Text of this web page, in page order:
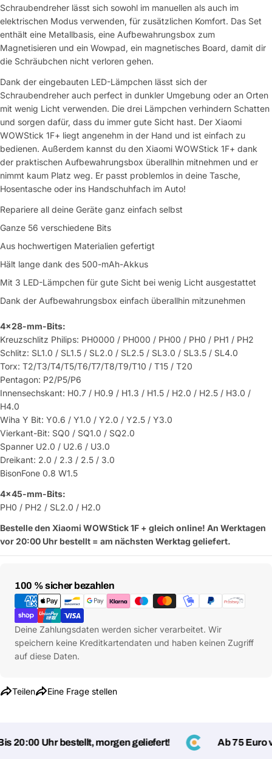
Schraubendreher lässt sich sowohl im manuellen als auch im
elektrischen Modus verwenden, für zusätzlichen Komfort. Das Set
enthält eine Metallbasis, eine Aufbewahrungsbox zum
Magnetisieren und ein Wowpad, ein magnetisches Board, damit dir
die Schräubchen nicht verloren gehen.
Dank der eingebauten LED-Lämpchen lässt sich der
Schraubendreher auch perfect in dunkler Umgebung oder an Orten
mit wenig Licht verwenden. Die drei Lämpchen verhindern Schatten
und sorgen dafür, dass du immer gute Sicht hast. Der Xiaomi
WOWStick 1F+ liegt angenehm in der Hand und ist einfach zu
bedienen. Außerdem kannst du den Xiaomi WOWStick 1F+ dank
der praktischen Aufbewahrungsbox überallhin mitnehmen und er
nimmt kaum Platz weg. Er passt problemlos in deine Tasche,
Hosentasche oder ins Handschuhfach im Auto!
Repariere all deine Geräte ganz einfach selbst
Ganze 56 verschiedene Bits
Aus hochwertigen Materialien gefertigt
Hält lange dank des 500-mAh-Akkus
Mit 3 LED-Lämpchen für gute Sicht bei wenig Licht ausgestattet
Dank der Aufbewahrungsbox einfach überallhin mitzunehmen
4x28-mm-Bits:
Kreuzschlitz Philips: PH0000 / PH000 / PH00 / PH0 / PH1 / PH2
Schlitz: SL1.0 / SL1.5 / SL2.0 / SL2.5 / SL3.0 / SL3.5 / SL4.0
Torx: T2/T3/T4/T5/T6/T7/T8/T9/T10 / T15 / T20
Pentagon: P2/P5/P6
Innensechskant: H0.7 / H0.9 / H1.3 / H1.5 / H2.0 / H2.5 / H3.0 /
H4.0
Wiha Y Bit: Y0.6 / Y1.0 / Y2.0 / Y2.5 / Y3.0
Vierkant-Bit: SQ0 / SQ1.0 / SQ2.0
Spanner U2.0 / U2.6 / U3.0
Dreikant: 2.0 / 2.3 / 2.5 / 3.0
BisonFone 0.8 W1.5
4x45-mm-Bits:
PH0 / PH2 / SL2.0 / H2.0
Bestelle den Xiaomi WOWStick 1F + gleich online! An Werktagen
vor 20:00 Uhr bestellt = am nächsten Werktag geliefert.
100 % sicher bezahlen
Zahlungsmethoden
Deine Zahlungsdaten werden sicher verarbeitet. Wir
speichern keine Kreditkartendaten und haben keinen Zugriff
auf diese Daten.
Teilen
Dieses Produkt teilen
Eine Frage stellen
Deine
20:00 Uhr bestellt, morgen geliefert! Ab 75 Euro